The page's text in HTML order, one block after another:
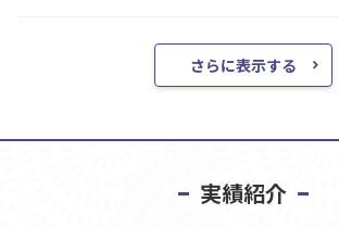
さらに表示する
実績紹介